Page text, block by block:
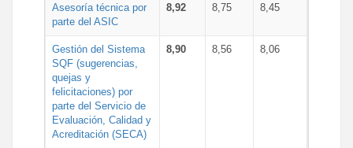
Asesoría técnica por
parte del ASIC
8,92 8,75 8,45
Gestión del Sistema
SQF (sugerencias,
quejas y
felicitaciones) por
parte del Servicio de
Evaluación, Calidad y
Acreditación (SECA)
8,90 8,56 8,06